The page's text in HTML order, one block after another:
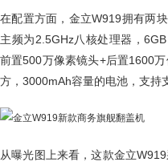
在配置方面，金立W919拥有两
主频为2.5GHz八核处理器，
前置500万像素镜头+后置1600
方，3000mAh容量的电池，支持
从曝光图上来看，这款金立